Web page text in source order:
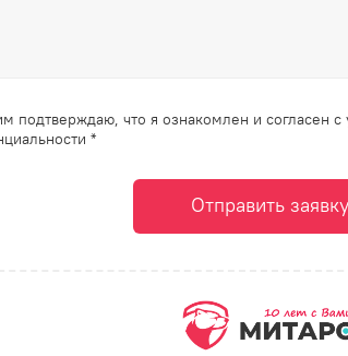
подтверждаю, что я ознакомлен и согласен
*
Отправить заявку